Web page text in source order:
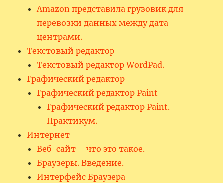
Amazon представила грузовик для
перевозки данных между дата-
центрами.
Текстовый редактор
Текстовый редактор WordPad.
Графический редактор
Графический редактор Paint
Графический редактор Paint.
Практикум.
Интернет
Веб-сайт – что это такое.
Браузеры. Введение.
Интерфейс Браузера